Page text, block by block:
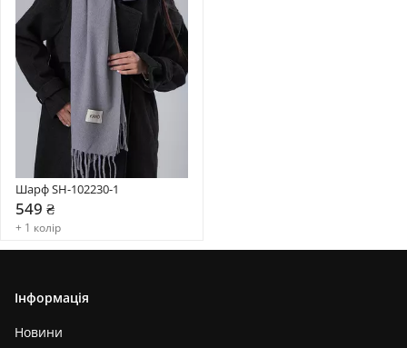
Шарф SH-102230-1
549 ₴
+ 1 колір
Інформація
Новини